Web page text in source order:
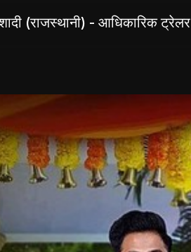
(राजस्थानी) - आधिकारिक ट्रेलर